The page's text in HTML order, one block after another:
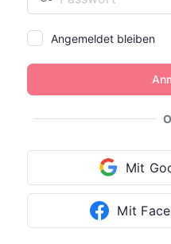
Angemeldet bleiben
Mit
Mit